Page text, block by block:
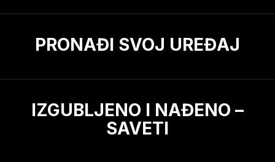
PRONAĐI SVOJ UREĐAJ
IZGUBLJENO I NAĐENO –
SAVETI